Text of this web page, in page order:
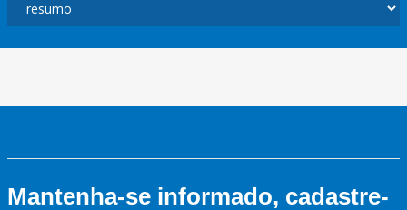
Mantenha-se informado, cadastre-